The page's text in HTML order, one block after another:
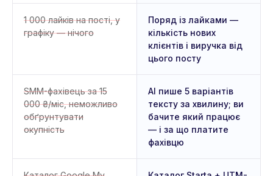
1 000 лайків на пості, у
графіку — нічого
Поряд із лайками —
кількість нових
клієнтів і виручка від
цього посту
SMM-фахівець за 15
000 ₴/міс, неможливо
обґрунтувати
окупність
AI пише 5 варіантів
тексту за хвилину; ви
бачите який працює
— і за що платите
фахівцю